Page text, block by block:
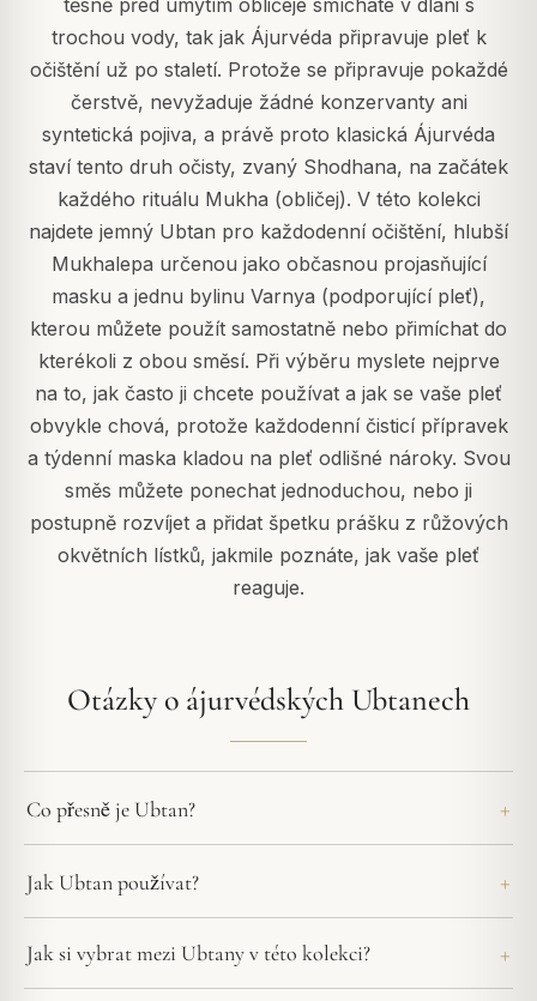
těsně před umytím obličeje smícháte v dlani s
trochou vody, tak jak Ájurvéda připravuje pleť k
očištění už po staletí. Protože se připravuje pokaždé
čerstvě, nevyžaduje žádné konzervanty ani
syntetická pojiva, a právě proto klasická Ájurvéda
staví tento druh očisty, zvaný Shodhana, na začátek
každého rituálu Mukha (obličej). V této kolekci
najdete jemný Ubtan pro každodenní očištění, hlubší
Mukhalepa určenou jako občasnou projasňující
masku a jednu bylinu Varnya (podporující pleť),
kterou můžete použít samostatně nebo přimíchat do
kterékoli z obou směsí. Při výběru myslete nejprve
na to, jak často ji chcete používat a jak se vaše pleť
obvykle chová, protože každodenní čisticí přípravek
a týdenní maska kladou na pleť odlišné nároky. Svou
směs můžete ponechat jednoduchou, nebo ji
postupně rozvíjet a přidat špetku prášku z růžových
okvětních lístků, jakmile poznáte, jak vaše pleť
reaguje.
Otázky o ájurvédských Ubtanech
Co přesně je Ubtan?
Jak Ubtan používat?
Jak si vybrat mezi Ubtany v této kolekci?